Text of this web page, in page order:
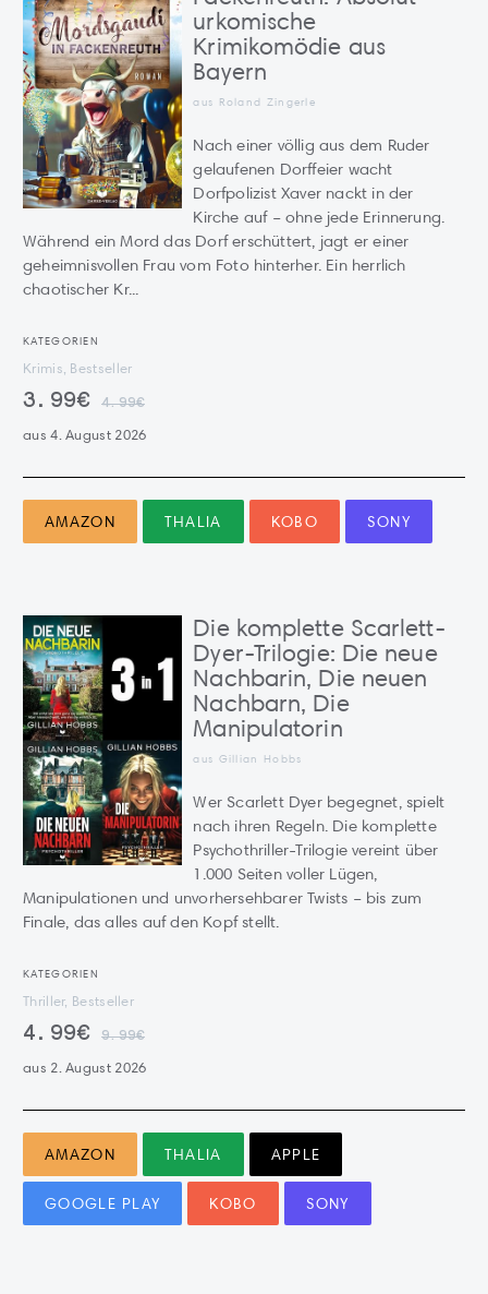
urkomische
Krimikomödie aus
Bayern
aus Roland Zingerle
Nach einer völlig aus dem Ruder
gelaufenen Dorffeier wacht
Dorfpolizist Xaver nackt in der
Kirche auf – ohne jede Erinnerung.
Während ein Mord das Dorf erschüttert, jagt er einer
geheimnisvollen Frau vom Foto hinterher. Ein herrlich
chaotischer Kr...
KATEGORIEN
Krimis, Bestseller
3.99€ 4.99€
aus 4. August 2026
AMAZON THALIA KOBO SONY
Die komplette Scarlett-
Dyer-Trilogie: Die neue
Nachbarin, Die neuen
Nachbarn, Die
Manipulatorin
aus Gillian Hobbs
Wer Scarlett Dyer begegnet, spielt
nach ihren Regeln. Die komplette
Psychothriller-Trilogie vereint über
1.000 Seiten voller Lügen,
Manipulationen und unvorhersehbarer Twists – bis zum
Finale, das alles auf den Kopf stellt.
KATEGORIEN
Thriller, Bestseller
4.99€ 9.99€
aus 2. August 2026
AMAZON THALIA APPLE
GOOGLE PLAY KOBO SONY